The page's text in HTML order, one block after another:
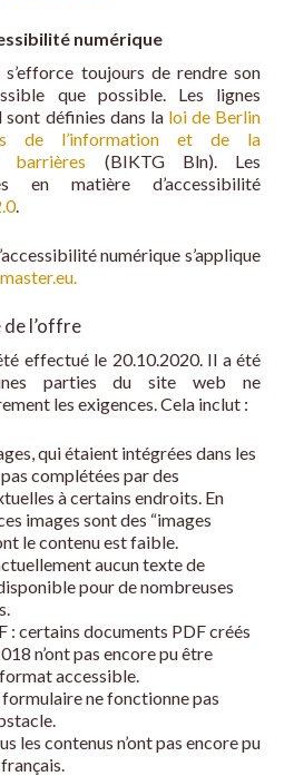
numérique
toujours de rendre son
que possible. Les lignes
définies dans la loi de Berlin
de l’information et de la
barrières (BIKTG Bln). Les
en matière d’accessibilité
.
numérique s’applique
de l’offre
effectué le 20.10.2020. Il a été
parties du site web ne
les exigences. Cela inclut :
qui étaient intégrées dans les
complétées par des
à certains endroits. En
images sont des “images
le contenu est faible.
aucun texte de
pour de nombreuses
: certains documents PDF créés
n’ont pas encore pu être
accessible.
ne fonctionne pas
les contenus n’ont pas encore pu